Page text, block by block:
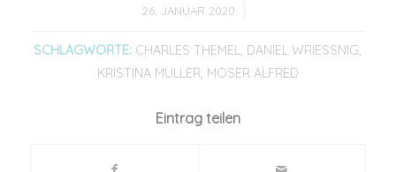
26. JANUAR 2020
/
SCHLAGWORTE: CHARLES THEMEL, DANIEL WRIESSNIG,
KRISTINA MÜLLER, MOSER ALFRED
Eintrag teilen